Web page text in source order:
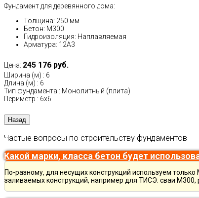
Фундамент для деревянного дома:
Толщина: 250 мм
Бетон: М300
Гидроизоляция: Наплавляемая
Арматура: 12А3
Цена: 245 176 руб.
Ширина (м) : 6
Длина (м) : 6
Тип фундамента : Монолитный (плита)
Периметр : 6х6
Частые вопросы по строительству фундаментов
Какой марки, класса бетон будет
По-разному, для несущих конструкций используем
заливаемых конструкций, например для ТИСЭ: сваи М300,